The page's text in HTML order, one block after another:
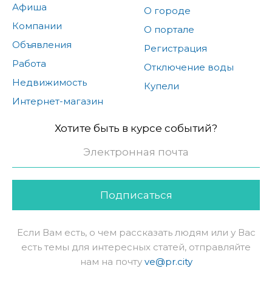
Афиша
Компании
Объявления
Работа
Недвижимость
Интернет-магазин
О городе
О портале
Регистрация
Отключение воды
Купели
Хотите быть в курсе событий?
Подписаться
Если Вам есть, о чем рассказать людям или у Вас
есть темы для интересных статей, отправляйте
нам на почту ve@pr.city